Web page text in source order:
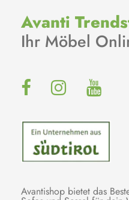
Avanti
Ihr Möbel
Avantishop bietet das